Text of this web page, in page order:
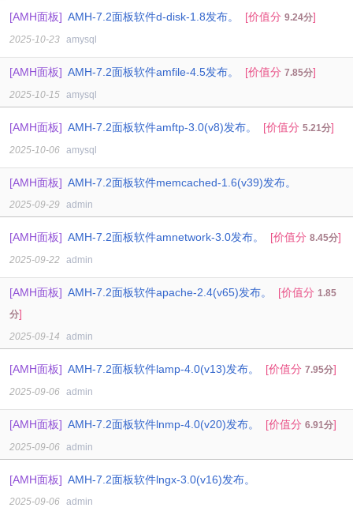
[AMH面板] AMH-7.2面板软件d-disk-1.8发布。 [价值分 9.24分]
2025-10-23 amysql
[AMH面板] AMH-7.2面板软件amfile-4.5发布。 [价值分 7.85分]
2025-10-15 amysql
[AMH面板] AMH-7.2面板软件amftp-3.0(v8)发布。 [价值分 5.21分]
2025-10-06 amysql
[AMH面板] AMH-7.2面板软件memcached-1.6(v39)发布。
2025-09-29 admin
[AMH面板] AMH-7.2面板软件amnetwork-3.0发布。 [价值分 8.45分]
2025-09-22 admin
[AMH面板] AMH-7.2面板软件apache-2.4(v65)发布。 [价值分 1.85
分]
2025-09-14 admin
[AMH面板] AMH-7.2面板软件lamp-4.0(v13)发布。 [价值分 7.95分]
2025-09-06 admin
[AMH面板] AMH-7.2面板软件lnmp-4.0(v20)发布。 [价值分 6.91分]
2025-09-06 admin
[AMH面板] AMH-7.2面板软件lngx-3.0(v16)发布。
2025-09-06 admin